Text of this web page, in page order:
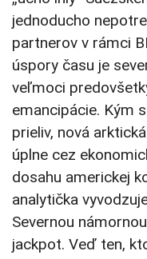
jednoducho
partnerov v rámci
úspory času je
veľmoci
emancipácie. Kým
prieliv, nová
úplne cez
dosahu americkej
analytička
Severnou
jackpot. Veď ten,